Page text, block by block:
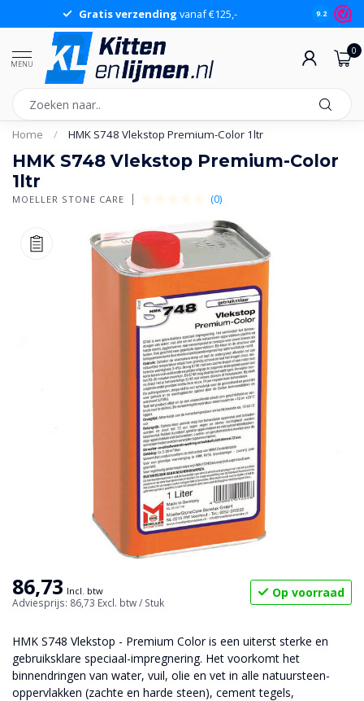
Gratis verzending vanaf €125,- 9.2
MENU
0
Home / HMK S748 Vlekstop Premium-Color 1ltr
HMK S748 Vlekstop Premium-Color
1ltr
MOELLER STONE CARE (0)
86,73 Incl. btw
Adviesprijs: 86,73 Excl. btw/ Stuk
Op voorraad
HMK S748 Vlekstop - Premium Color is een uiterst sterke en
gebruiksklare speciaal-impregnering. Het voorkomt het
binnendringen van water, vuil, olie en vet in alle natuursteen-
oppervlakken (zachte en harde steen), cement tegels,